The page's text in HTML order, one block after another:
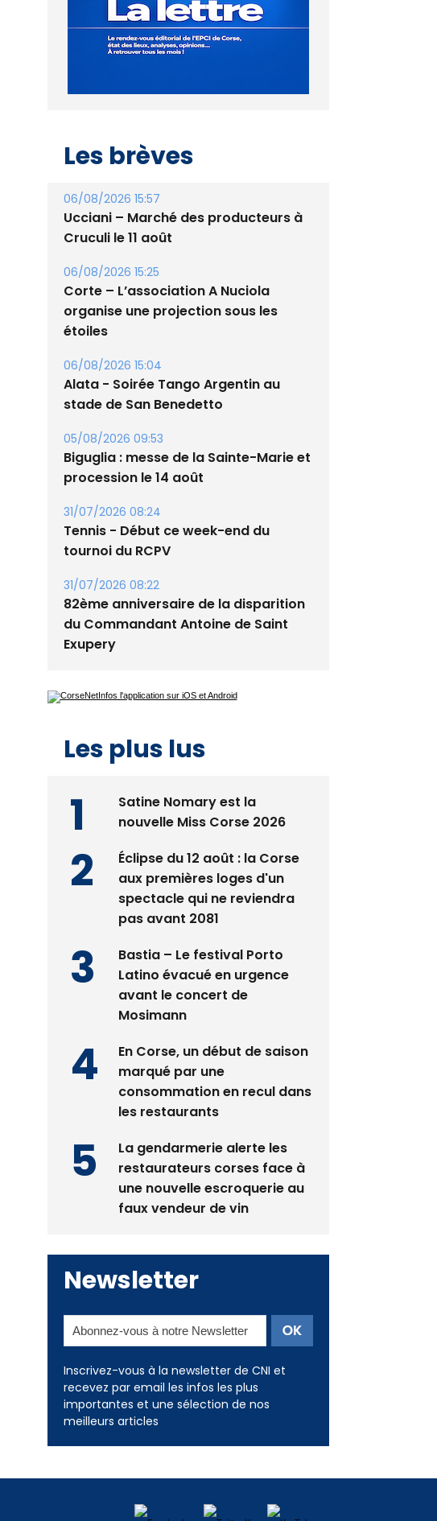
Les brèves
06/08/2026 15:57
Ucciani – Marché des producteurs à
Cruculi le 11 août
06/08/2026 15:25
Corte – L’association A Nuciola
organise une projection sous les
étoiles
06/08/2026 15:04
Alata - Soirée Tango Argentin au
stade de San Benedetto
05/08/2026 09:53
Biguglia : messe de la Sainte-Marie et
procession le 14 août
31/07/2026 08:24
Tennis - Début ce week-end du
tournoi du RCPV
31/07/2026 08:22
82ème anniversaire de la disparition
du Commandant Antoine de Saint
Exupery
Les plus lus
Satine Nomary est la
nouvelle Miss Corse 2026
Éclipse du 12 août : la Corse
aux premières loges d'un
spectacle qui ne reviendra
pas avant 2081
Bastia – Le festival Porto
Latino évacué en urgence
avant le concert de
Mosimann
En Corse, un début de saison
marqué par une
consommation en recul dans
les restaurants
La gendarmerie alerte les
restaurateurs corses face à
une nouvelle escroquerie au
faux vendeur de vin
Newsletter
Inscrivez-vous à la newsletter de CNI et
recevez par email les infos les plus
importantes et une sélection de nos
meilleurs articles